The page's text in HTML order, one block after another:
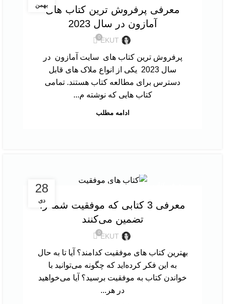
بهمنمعرفی پرفروش‌ ترین کتاب‌ های
آمازون در سال 2023
EKUT
0
پرفروش‌ ترین کتاب‌ های سایت آمازون در
سال 2023 یکی از انواع ملاک‌ های قابل
دسترس برای مطالعه کتاب هستند. تمامی
کتاب‌ هایی که نوشته م...
ادامه مطلب
28
دی
نقد و بررسی کتاب
معرفی 3 کتابی که موفقیت شما را
تضمین می‌کنند
EKUT
0
بهترین کتاب های موفقیت کدامند؟ آیا تا به حال
به این فکر کرده‌اید که چگونه می‌توانید با
خواندن کتاب به موفقیت برسید؟ آیا می‌خواهید
در هر...